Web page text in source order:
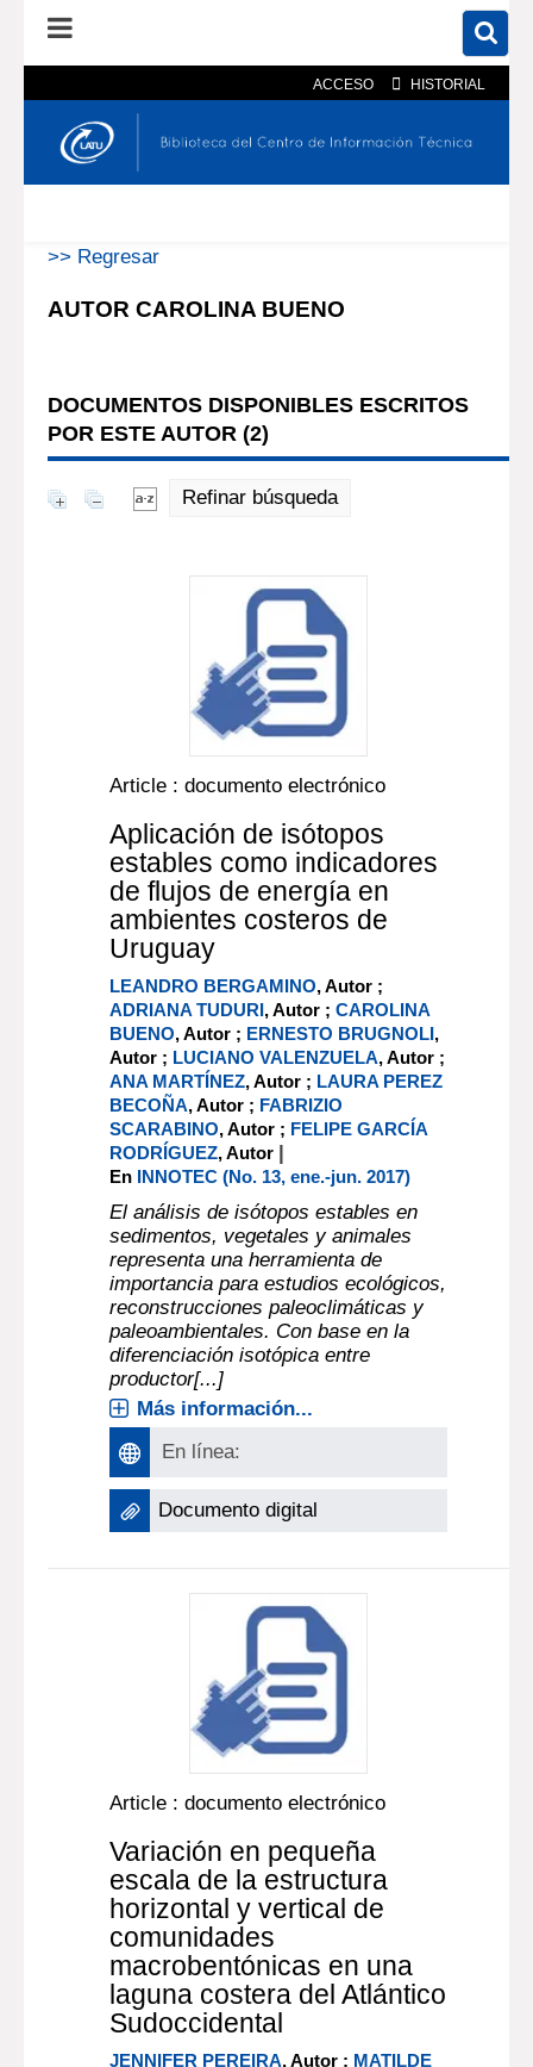
ACCESO HISTORIAL
En el catálogo En el sitio
>> Regresar
AUTOR CAROLINA BUENO
DOCUMENTOS DISPONIBLES ESCRITOS
POR ESTE AUTOR (2)
Refinar búsqueda
Article : documento electrónico
Aplicación de isótopos
estables como indicadores
de flujos de energía en
ambientes costeros de
Uruguay
LEANDRO BERGAMINO, Autor ;
ADRIANA TUDURI, Autor ;CAROLINA
BUENO, Autor ; ERNESTO BRUGNOLI,
Autor ; LUCIANO VALENZUELA, Autor ;
ANA MARTÍNEZ, Autor ; LAURA PEREZ
BECOÑA, Autor ; FABRIZIO
SCARABINO, Autor ; FELIPE GARCÍA
RODRÍGUEZ, Autor |
En INNOTEC (No. 13, ene.-jun. 2017)
El análisis de isótopos estables en
sedimentos, vegetales y animales
representa una herramienta de
importancia para estudios ecológicos,
reconstrucciones paleoclimáticas y
paleoambientales. Con base en la
diferenciación isotópica entre
productor[...]
Más información...
En línea:
Documento digital
Article : documento electrónico
Variación en pequeña
escala de la estructura
horizontal y vertical de
comunidades
macrobentónicas en una
laguna costera del Atlántico
Sudoccidental
JENNIFER PEREIRA, Autor ; MATILDE